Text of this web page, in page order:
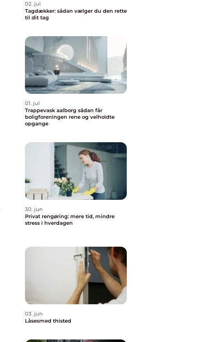
02. jul
Tagdækker: sådan vælger du den rette
til dit tag
01. jul
Trappevask aalborg sådan får
boligforeningen rene og velholdte
opgange
30. jun
Privat rengøring: mere tid, mindre
stress i hverdagen
03. jun
Låsesmed thisted